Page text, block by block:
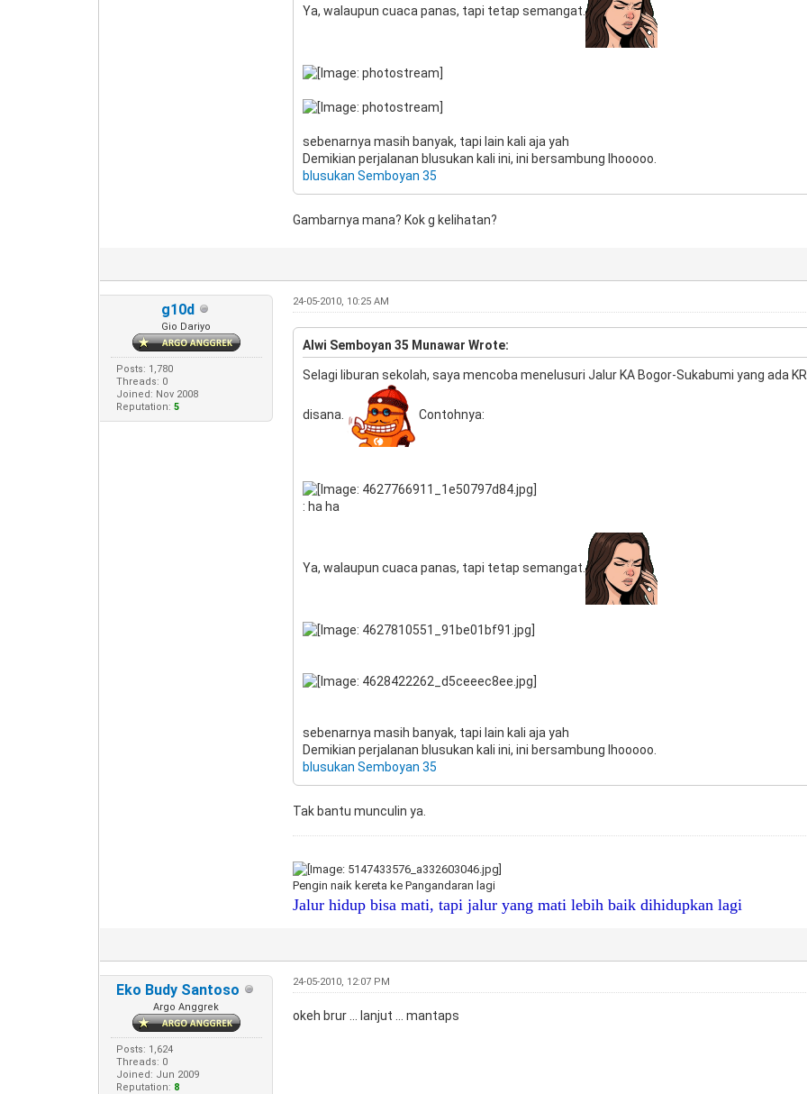
Ya, walaupun cuaca panas, tapi tetap semangat.
sebenarnya masih banyak, tapi lain kali aja yah
Demikian perjalanan blusukan kali ini, ini bersambung lhooooo.
blusukan Semboyan 35
Gambarnya mana? Kok g kelihatan?
g10d
Gio Dariyo
Posts: 1,780
Threads: 0
Joined: Nov 2008
Reputation: 5
24-05-2010, 10:25 AM
Alwi Semboyan 35 Munawar Wrote:
Selagi liburan sekolah, saya mencoba menelusuri Jalur KA Bogor-Sukabumi yang ada
disana. Contohnya:
: ha ha
Ya, walaupun cuaca panas, tapi tetap semangat.
sebenarnya masih banyak, tapi lain kali aja yah
Demikian perjalanan blusukan kali ini, ini bersambung lhooooo.
blusukan Semboyan 35
Tak bantu munculin ya.
Pengin naik kereta ke Pangandaran lagi
Jalur hidup bisa mati, tapi jalur yang mati lebih baik dihidupkan lagi
Eko Budy Santoso
Argo Anggrek
Posts: 1,624
Threads: 0
Joined: Jun 2009
Reputation: 8
24-05-2010, 12:07 PM
okeh brur ... lanjut ... mantaps